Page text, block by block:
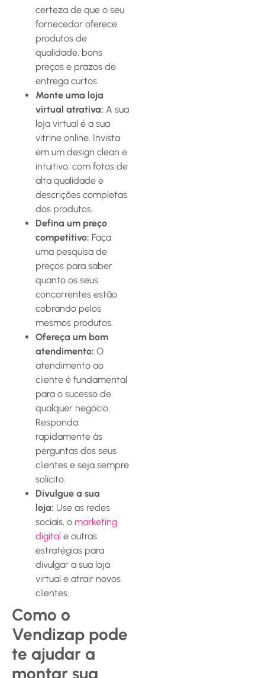
certeza de que o seu
fornecedor oferece
produtos de
qualidade, bons
preços e prazos de
entrega curtos.
Monte uma loja
virtual atrativa: A sua
loja virtual é a sua
vitrine online. Invista
em um design clean e
intuitivo, com fotos de
alta qualidade e
descrições completas
dos produtos.
Defina um preço
competitivo: Faça
uma pesquisa de
preços para saber
quanto os seus
concorrentes estão
cobrando pelos
mesmos produtos.
Ofereça um bom
atendimento: O
atendimento ao
cliente é fundamental
para o sucesso de
qualquer negócio.
Responda
rapidamente às
perguntas dos seus
clientes e seja sempre
solícito.
Divulgue a sua
loja: Use as redes
sociais, o marketing
digital e outras
estratégias para
divulgar a sua loja
virtual e atrair novos
clientes.
Como o
Vendizap pode
te ajudar a
montar sua